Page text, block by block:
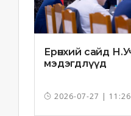
Ерөнхий сайд
мэдэгдлүүд
2026-07-27 |